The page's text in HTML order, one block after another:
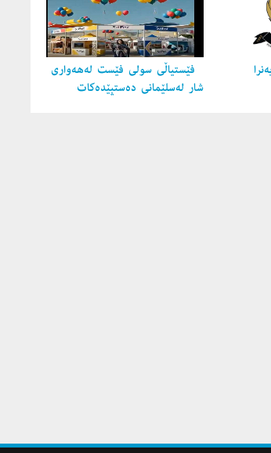
فێستیاڵی سولی فێست لەهەواری
شار لەسلێمانی دەستپێدەكات